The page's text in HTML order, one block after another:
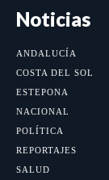
Noticias
ANDALUCÍA
COSTA DEL SOL
ESTEPONA
NACIONAL
POLÍTICA
REPORTAJES
SALUD